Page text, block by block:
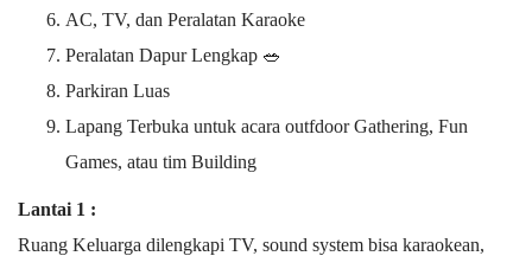
AC, TV, dan Peralatan Karaoke
Peralatan Dapur Lengkap 🥗
Parkiran Luas
Lapang Terbuka untuk acara outfdoor Gathering, Fun
Games, atau tim Building
Lantai 1 :
Ruang Keluarga dilengkapi TV, sound system bisa karaokean,